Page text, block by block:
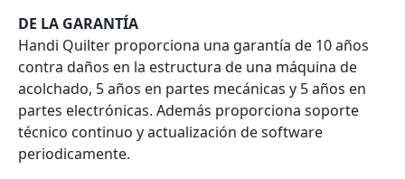
DE LA GARANTÍA
Handi Quilter proporciona una garantía de 10 años
contra daños en la estructura de una máquina de
acolchado, 5 años en partes mecánicas y 5 años en
partes electrónicas. Además proporciona soporte
técnico continuo y actualización de software
periodicamente.